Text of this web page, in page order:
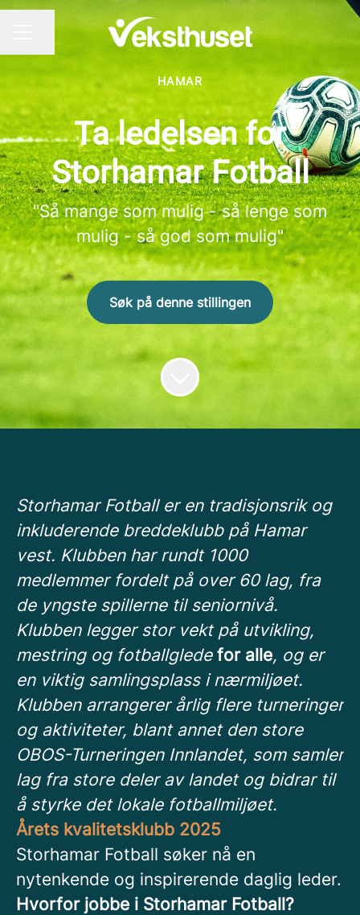
HAMAR
Ta ledelsen for
Storhamar Fotball
"Så mange som mulig - så lenge som
mulig - så god som mulig"
Søk på denne stillingen
Storhamar Fotball er en tradisjonsrik og
inkluderende breddeklubb på Hamar
vest. Klubben har rundt 1000
medlemmer fordelt på over 60 lag, fra
de yngste spillerne til seniornivå.
Klubben legger stor vekt på utvikling,
mestring og fotballglede for alle, og er
en viktig samlingsplass i nærmiljøet.
Klubben arrangerer årlig flere turneringer
og aktiviteter, blant annet den store
OBOS-Turneringen Innlandet, som samler
lag fra store deler av landet og bidrar til
å styrke det lokale fotballmiljøet.
Årets kvalitetsklubb 2025
Storhamar Fotball søker nå en
nytenkende og inspirerende daglig leder.
Hvorfor jobbe i Storhamar Fotball?